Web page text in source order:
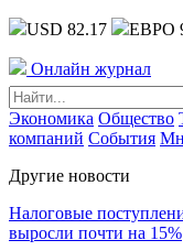
USD 82.17 ЕВРО
Онлайн журнал
Экономика Общество
компаний События
Другие новости
Налоговые
выросли почти на 15%